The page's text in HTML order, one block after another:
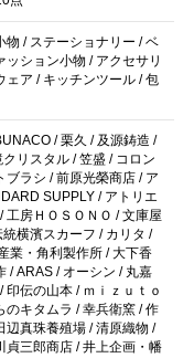
物 / ステーショナリー / ベ
ッション小物 / アクセサリ
ェア / キッチンツール / 包
/ 栗久 / 及源鋳造 /
リスタル / 笠盛 / コロン
ブラシ / 前原光榮商店 / ア
SUPPLY / アトリエ
工房ＨＯＳＯＮＯ / 文庫屋
横濱スカーフ / カリタ /
業・角利製作所 / 大下香
/ ARAS / オーシン / 丸嘉
伝の山本 / ｍｉｚｕｔｏ
のキタムラ / 幸兵衛窯 / 作
辺真珠養殖場 / 清原織物 /
貞三郎商店 / 井上企画・幡